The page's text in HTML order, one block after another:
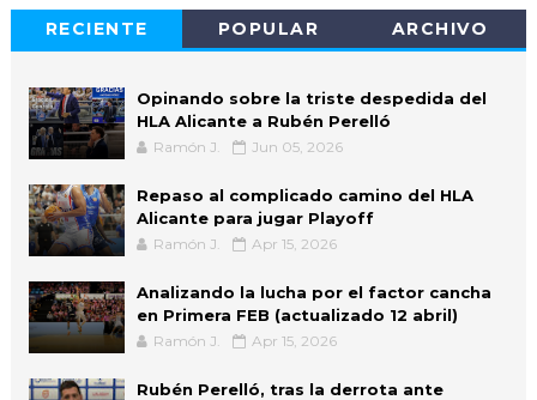
RECIENTE POPULAR ARCHIVO
Opinando sobre la triste despedida del
HLA Alicante a Rubén Perelló
Ramón J. Jun 05, 2026
Repaso al complicado camino del HLA
Alicante para jugar Playoff
Ramón J. Apr 15, 2026
Analizando la lucha por el factor cancha
en Primera FEB (actualizado 12 abril)
Ramón J. Apr 15, 2026
Rubén Perelló, tras la derrota ante